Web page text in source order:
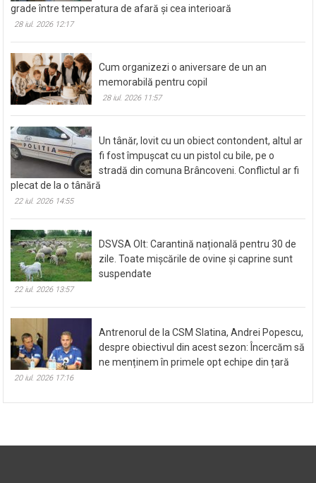
grade între temperatura de afară și cea interioară
28 iul. 2026 12:17
Cum organizezi o aniversare de un an
memorabilă pentru copil
28 iul. 2026 11:57
Un tânăr, lovit cu un obiect contondent, altul ar
fi fost împușcat cu un pistol cu bile, pe o
stradă din comuna Brâncoveni. Conflictul ar fi
plecat de la o tânără
22 iul. 2026 14:55
DSVSA Olt: Carantină națională pentru 30 de
zile. Toate mișcările de ovine și caprine sunt
suspendate
22 iul. 2026 13:57
Antrenorul de la CSM Slatina, Andrei Popescu,
despre obiectivul din acest sezon: Încercăm să
ne menținem în primele opt echipe din țară
20 iul. 2026 17:16